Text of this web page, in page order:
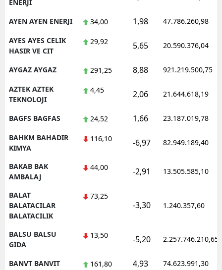
ENERJI
AYEN AYEN ENERJI 34,00 1,98 47.786.260,98
AYES AYES CELIK
HASIR VE CIT
29,92 5,65 20.590.376,04
AYGAZ AYGAZ 291,25 8,88 921.219.500,75
AZTEK AZTEK
TEKNOLOJI
4,45 2,06 21.644.618,19
BAGFS BAGFAS 24,52 1,66 23.187.019,78
BAHKM BAHADIR
KIMYA
116,10 -6,97 82.949.189,40
BAKAB BAK
AMBALAJ
44,00 -2,91 13.505.585,10
BALAT
BALATACILAR
BALATACILIK
73,25
-3,30 1.240.357,60
BALSU BALSU
GIDA
13,50 -5,20 2.257.746.210,65
BANVT BANVIT 161,80 4,93 74.623.991,30